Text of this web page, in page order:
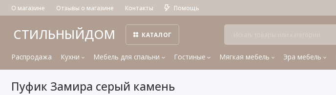
О магазине Отзывы о магазине Контакты Помощь
СТИЛЬНЫЙДОМ КАТАЛОГ
Распродажа Кухни Мебель для спальни Гостиные Мягкая мебель Эра мебель
Пуфик Замира серый камень